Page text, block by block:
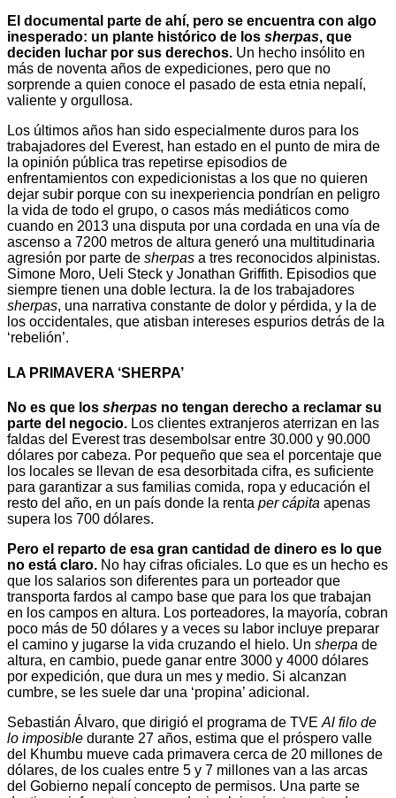
El documental parte de ahí, pero se encuentra con algo
inesperado: un plante histórico de los sherpas, que
deciden luchar por sus derechos. Un hecho insólito en
más de noventa años de expediciones, pero que no
sorprende a quien conoce el pasado de esta etnia nepalí,
valiente y orgullosa.
Los últimos años han sido especialmente duros para los
trabajadores del Everest, han estado en el punto de mira de
la opinión pública tras repetirse episodios de
enfrentamientos con expedicionistas a los que no quieren
dejar subir porque con su inexperiencia pondrían en peligro
la vida de todo el grupo, o casos más mediáticos como
cuando en 2013 una disputa por una cordada en una vía de
ascenso a 7200 metros de altura generó una multitudinaria
agresión por parte de sherpas a tres reconocidos alpinistas.
Simone Moro, Ueli Steck y Jonathan Griffith. Episodios que
siempre tienen una doble lectura. la de los trabajadores
sherpas, una narrativa constante de dolor y pérdida, y la de
los occidentales, que atisban intereses espurios detrás de la
‘rebelión’.
LA PRIMAVERA ‘SHERPA’
No es que los sherpas no tengan derecho a reclamar su
parte del negocio. Los clientes extranjeros aterrizan en las
faldas del Everest tras desembolsar entre 30.000 y 90.000
dólares por cabeza. Por pequeño que sea el porcentaje que
los locales se llevan de esa desorbitada cifra, es suficiente
para garantizar a sus familias comida, ropa y educación el
resto del año, en un país donde la renta per cápita apenas
supera los 700 dólares.
Pero el reparto de esa gran cantidad de dinero es lo que
no está claro. No hay cifras oficiales. Lo que es un hecho es
que los salarios son diferentes para un porteador que
transporta fardos al campo base que para los que trabajan
en los campos en altura. Los porteadores, la mayoría, cobran
poco más de 50 dólares y a veces su labor incluye preparar
el camino y jugarse la vida cruzando el hielo. Un sherpa de
altura, en cambio, puede ganar entre 3000 y 4000 dólares
por expedición, que dura un mes y medio. Si alcanzan
cumbre, se les suele dar una ‘propina’ adicional.
Sebastián Álvaro, que dirigió el programa de TVE Al filo de
lo imposible durante 27 años, estima que el próspero valle
del Khumbu mueve cada primavera cerca de 20 millones de
dólares, de los cuales entre 5 y 7 millones van a las arcas
del Gobierno nepalí concepto de permisos. Una parte se